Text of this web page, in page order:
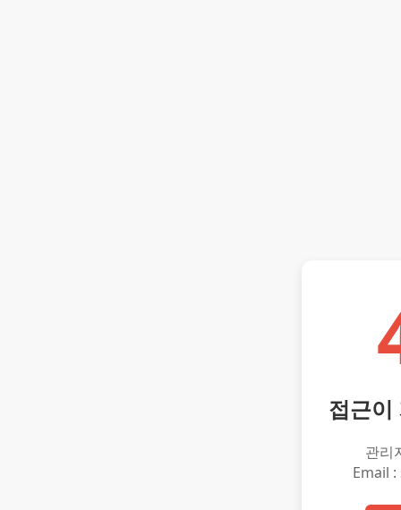
접근이
관리
Email